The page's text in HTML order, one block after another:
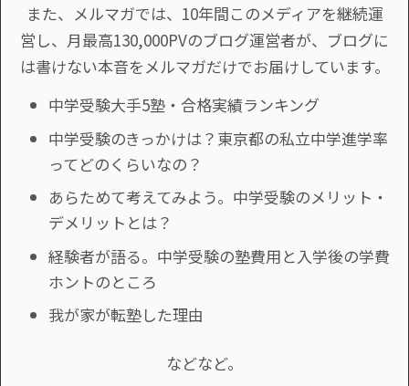
また、メルマガでは、10年間このメディアを継続運
営し、月最高130,000PVのブログ運営者が、ブログに
は書けない本音をメルマガだけでお届けしています。
中学受験大手5塾・合格実績ランキング
中学受験のきっかけは？東京都の私立中学進学率
ってどのくらいなの？
あらためて考えてみよう。中学受験のメリット・
デメリットとは？
経験者が語る。中学受験の塾費用と入学後の学費
ホントのところ
我が家が転塾した理由
などなど。